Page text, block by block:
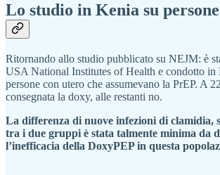
Lo studio in Kenia su
Ritornando allo studio pubblicato su NEJM: è
USA National Institutes of Health e condotto in
persone con utero che assumevano la PrEP. A
consegnata la doxy, alle restanti no.
La differenza di nuove infezioni di clamidia,
tra i due gruppi è stata talmente minima da
l’inefficacia della DoxyPEP in questa